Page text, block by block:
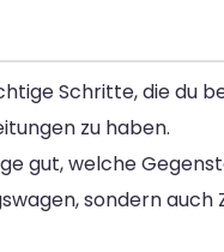
Schritte, die du
zu haben.
gut, welche
sondern auch